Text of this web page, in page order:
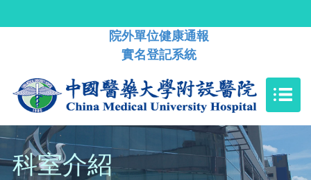
院外單位健康通報
實名登記系統
科室介紹